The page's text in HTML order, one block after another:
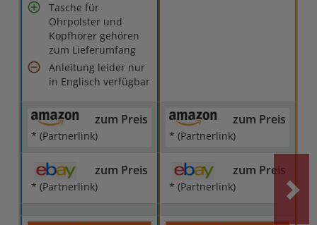
Tasche für
Ohrpolster und
Kopfhörer gehören
zum Lieferumfang
Anleitung leider nur
in Englisch verfügbar
zum Preis
* (Partnerlink)
zum Preis
* (Partnerlink)
zum Preis
* (Partnerlink)
zum Preis
* (Partnerlink)